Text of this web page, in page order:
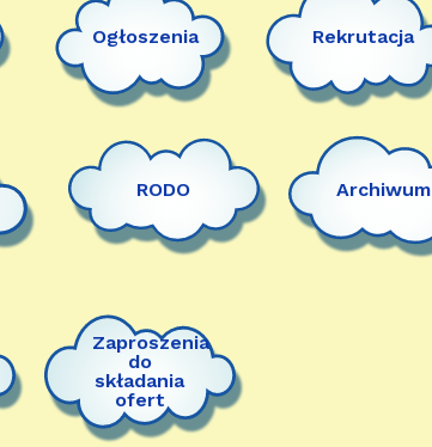
Ogłoszenia Rekrutacja
RODO Archiwum
Zaproszenia
do
składania
ofert